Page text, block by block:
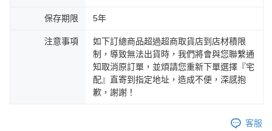
保存期限 5年
注意事項
如下訂總商品超過超商取貨店到店材積限
制，導致無法出貨時，我們將會與您聯繫通
知取消原訂單，並煩請您重新下單選擇『宅
配』直寄到指定地址，造成不便，深感抱
歉，謝謝！
客服